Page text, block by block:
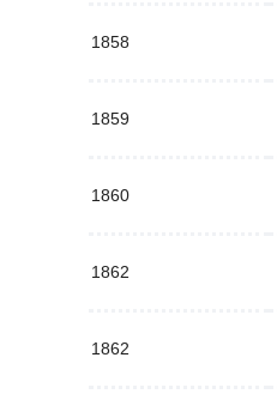
1858
1859
1860
1862
1862